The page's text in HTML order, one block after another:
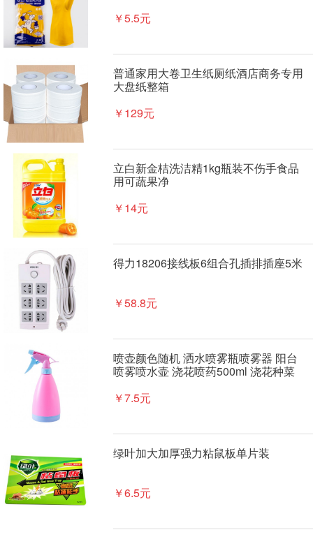
￥5.5元
普通家用大卷卫生纸厕纸酒店商务专用
大盘纸整箱
￥129元
立白新金桔洗洁精1kg瓶装不伤手食品
用可蔬果净
￥14元
得力18206接线板6组合孔插排插座5米
￥58.8元
喷壶颜色随机 洒水喷雾瓶喷雾器 阳台
喷雾喷水壶 浇花喷药500ml 浇花种菜
￥7.5元
绿叶加大加厚强力粘鼠板单片装
￥6.5元